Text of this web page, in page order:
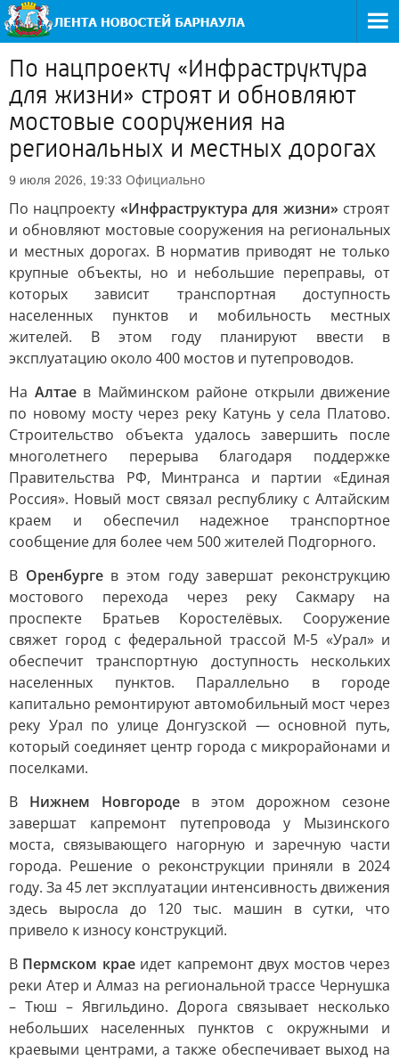
По нацпроекту «Инфраструктура
для жизни» строят и обновляют
мостовые сооружения на
региональных и местных дорогах
9 июля 2026, 19:33 Официально
По нацпроекту «Инфраструктура для жизни»строят
и обновляют мостовые сооружения на региональных
и местных дорогах. В норматив приводят не только
крупные объекты, но и небольшие переправы, от
которых зависит транспортная доступность
населенных пунктов и мобильность местных
жителей. В этом году планируют ввести в
эксплуатацию около 400 мостов и путепроводов.
На Алтаев Майминском районе открыли движение
по новому мосту через реку Катунь у села Платово.
Строительство объекта удалось завершить после
многолетнего перерыва благодаря поддержке
Правительства РФ, Минтранса и партии «Единая
Россия». Новый мост связал республику с Алтайским
краем и обеспечил надежное транспортное
сообщение для более чем 500 жителей Подгорного.
В Оренбургев этом году завершат реконструкцию
мостового перехода через реку Сакмару на
проспекте Братьев Коростелёвых. Сооружение
свяжет город с федеральной трассой М-5 «Урал» и
обеспечит транспортную доступность нескольких
населенных пунктов. Параллельно в городе
капитально ремонтируют автомобильный мост через
реку Урал по улице Донгузской — основной путь,
который соединяет центр города с микрорайонами и
поселками.
В Нижнем Новгороде в этом дорожном сезоне
завершат капремонт путепровода у Мызинского
моста, связывающего нагорную и заречную части
города. Решение о реконструкции приняли в 2024
году. За 45 лет эксплуатации интенсивность движения
здесь выросла до 120 тыс. машин в сутки, что
привело к износу конструкций.
В Пермском крае идет капремонт двух мостов через
реки Атер и Алмаз на региональной трассе Чернушка
– Тюш – Явгильдино. Дорога связывает несколько
небольших населенных пунктов с окружными и
краевыми центрами, а также обеспечивает выход на